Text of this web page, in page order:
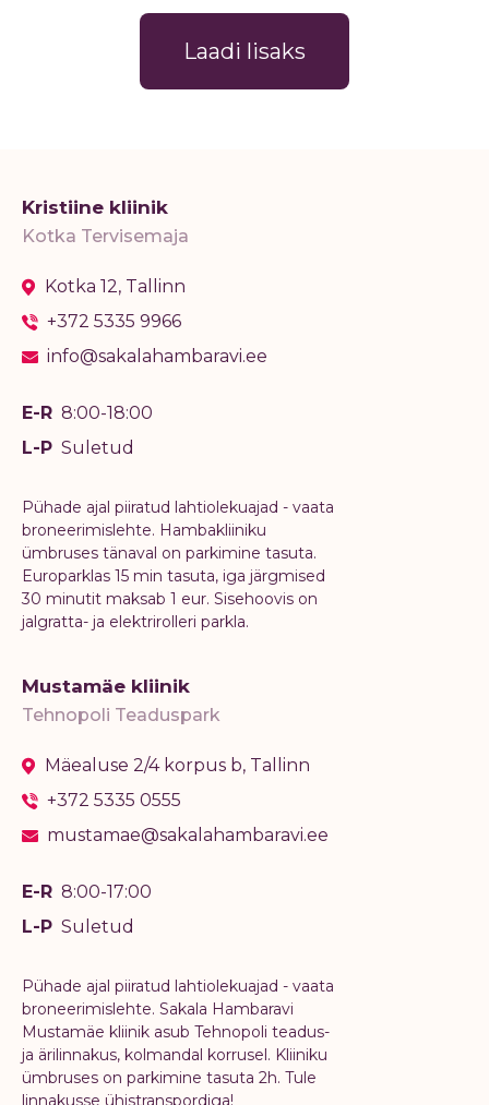
Laadi lisaks
Kristiine kliinik
Kotka Tervisemaja
Kotka 12, Tallinn
+372 5335 9966
info@sakalahambaravi.ee
E-R 8:00-18:00
L-P Suletud
Pühade ajal piiratud lahtiolekuajad - vaata
broneerimislehte. Hambakliiniku
ümbruses tänaval on parkimine tasuta.
Europarklas 15 min tasuta, iga järgmised
30 minutit maksab 1 eur. Sisehoovis on
jalgratta- ja elektrirolleri parkla.
Mustamäe kliinik
Tehnopoli Teaduspark
Mäealuse 2/4 korpus b, Tallinn
+372 5335 0555
mustamae@sakalahambaravi.ee
E-R 8:00-17:00
L-P Suletud
Pühade ajal piiratud lahtiolekuajad - vaata
broneerimislehte. Sakala Hambaravi
Mustamäe kliinik asub Tehnopoli teadus-
ja ärilinnakus, kolmandal korrusel. Kliiniku
ümbruses on parkimine tasuta 2h. Tule
linnakusse ühistranspordiga!